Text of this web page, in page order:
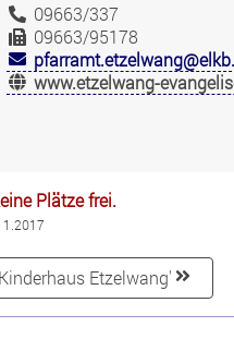
09663/337
09663/95178
www.etzelwang-
Plätze frei.
Etzelwang'